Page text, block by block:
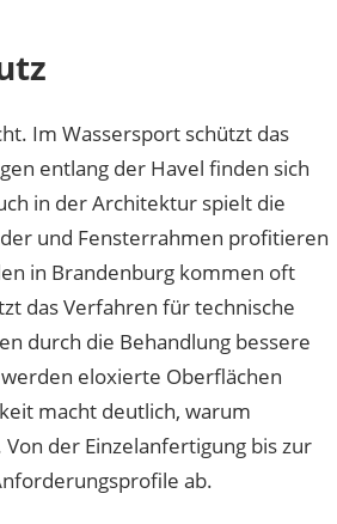
Im Wassersport schützt das
entlang der Havel finden sich
in der Architektur spielt die
und Fensterrahmen profitieren
in Brandenburg kommen oft
das Verfahren für technische
durch die Behandlung bessere
eloxierte Oberflächen
macht deutlich, warum
der Einzelanfertigung bis zur
ab.